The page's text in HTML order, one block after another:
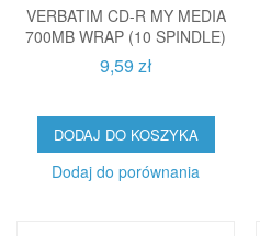
VERBATIM CD-R MY MEDIA
700MB WRAP (10 SPINDLE)
9,59 zł
DODAJ DO KOSZYKA
Dodaj do porównania